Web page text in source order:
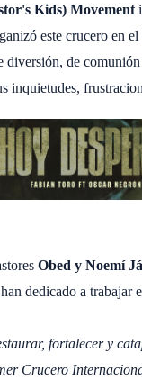
Kids) Movement
este crucero en
diversión, de
inquietudes,
Obed y Noemí
dedicado a trabajar
fortalecer y
Crucero